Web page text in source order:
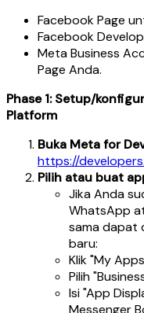
Facebook Page
Facebook
Meta Business
Page Anda.
Phase 1: Setup/
Platform
Buka Meta for
https://
Pilih atau buat
Jika Anda
WhatsApp
sama dapat
baru:
Klik "My
Pilih
Isi "App
Messenger